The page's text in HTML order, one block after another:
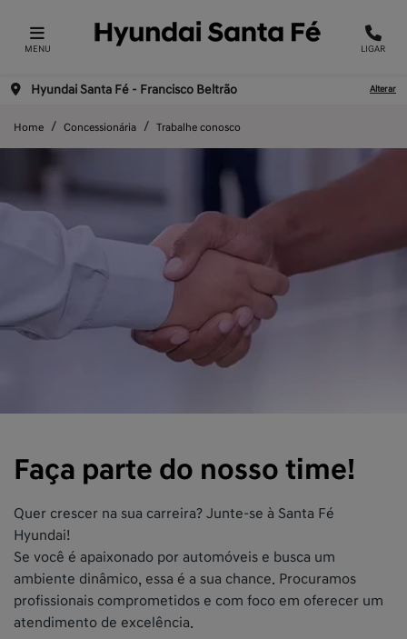
MENU LIGAR
Hyundai Santa Fé - Francisco Beltrão Alterar
Home Concessionária Trabalhe conosco
Faça parte do nosso time!
Quer crescer na sua carreira? Junte-se à Santa Fé
Hyundai!
Se você é apaixonado por automóveis e busca um
ambiente dinâmico, essa é a sua chance. Procuramos
profissionais comprometidos e com foco em oferecer um
atendimento de excelência.